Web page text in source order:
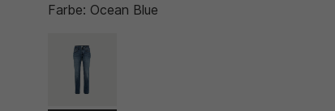
Farbe: Ocean Blue